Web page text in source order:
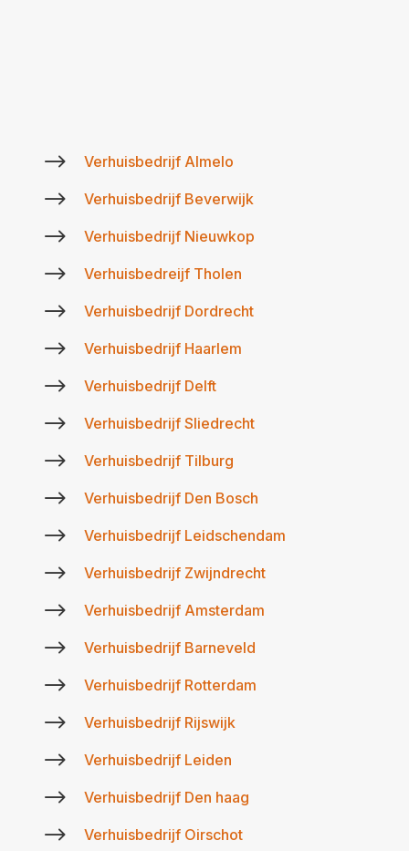
$ Verhuisbedrijf Almelo
$ Verhuisbedrijf Beverwijk
$ Verhuisbedrijf Nieuwkop
$ Verhuisbedreijf Tholen
$ Verhuisbedrijf Dordrecht
$ Verhuisbedrijf Haarlem
$ Verhuisbedrijf Delft
$ Verhuisbedrijf Sliedrecht
$ Verhuisbedrijf Tilburg
$ Verhuisbedrijf Den Bosch
$ Verhuisbedrijf Leidschendam
$ Verhuisbedrijf Zwijndrecht
$ Verhuisbedrijf Amsterdam
$ Verhuisbedrijf Barneveld
$ Verhuisbedrijf Rotterdam
$ Verhuisbedrijf Rijswijk
$ Verhuisbedrijf Leiden
$ Verhuisbedrijf Den haag
$ Verhuisbedrijf Oirschot